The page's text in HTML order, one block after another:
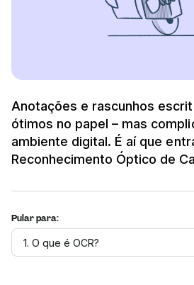
Anotações e rascunhos
ótimos no papel – mas
ambiente digital. É aí que
Reconhecimento Óptico de
Pular para: